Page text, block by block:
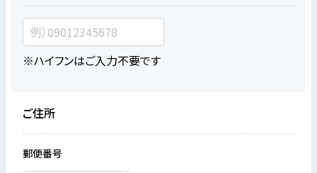
※ハイフンはご入力不要です
ご住所
郵便番号